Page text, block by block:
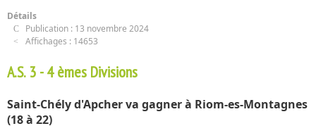
Détails
Publication : 13 novembre 2024
Affichages : 14653
A.S. 3 - 4 èmes Divisions
Saint-Chély d'Apcher va gagner à Riom-es-Montagnes
(18 à 22)